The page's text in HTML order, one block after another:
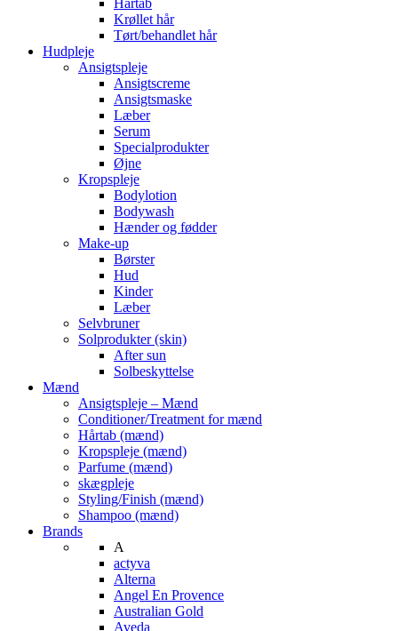
Hårtab
Krøllet hår
Tørt/behandlet hår
Hudpleje
Ansigtspleje
Ansigtscreme
Ansigtsmaske
Læber
Serum
Specialprodukter
Øjne
Kropspleje
Bodylotion
Bodywash
Hænder og fødder
Make-up
Børster
Hud
Kinder
Læber
Selvbruner
Solprodukter (skin)
After sun
Solbeskyttelse
Mænd
Ansigtspleje – Mænd
Conditioner/Treatment for mænd
Hårtab (mænd)
Kropspleje (mænd)
Parfume (mænd)
skægpleje
Styling/Finish (mænd)
Shampoo (mænd)
Brands
A
actyva
Alterna
Angel En Provence
Australian Gold
Aveda